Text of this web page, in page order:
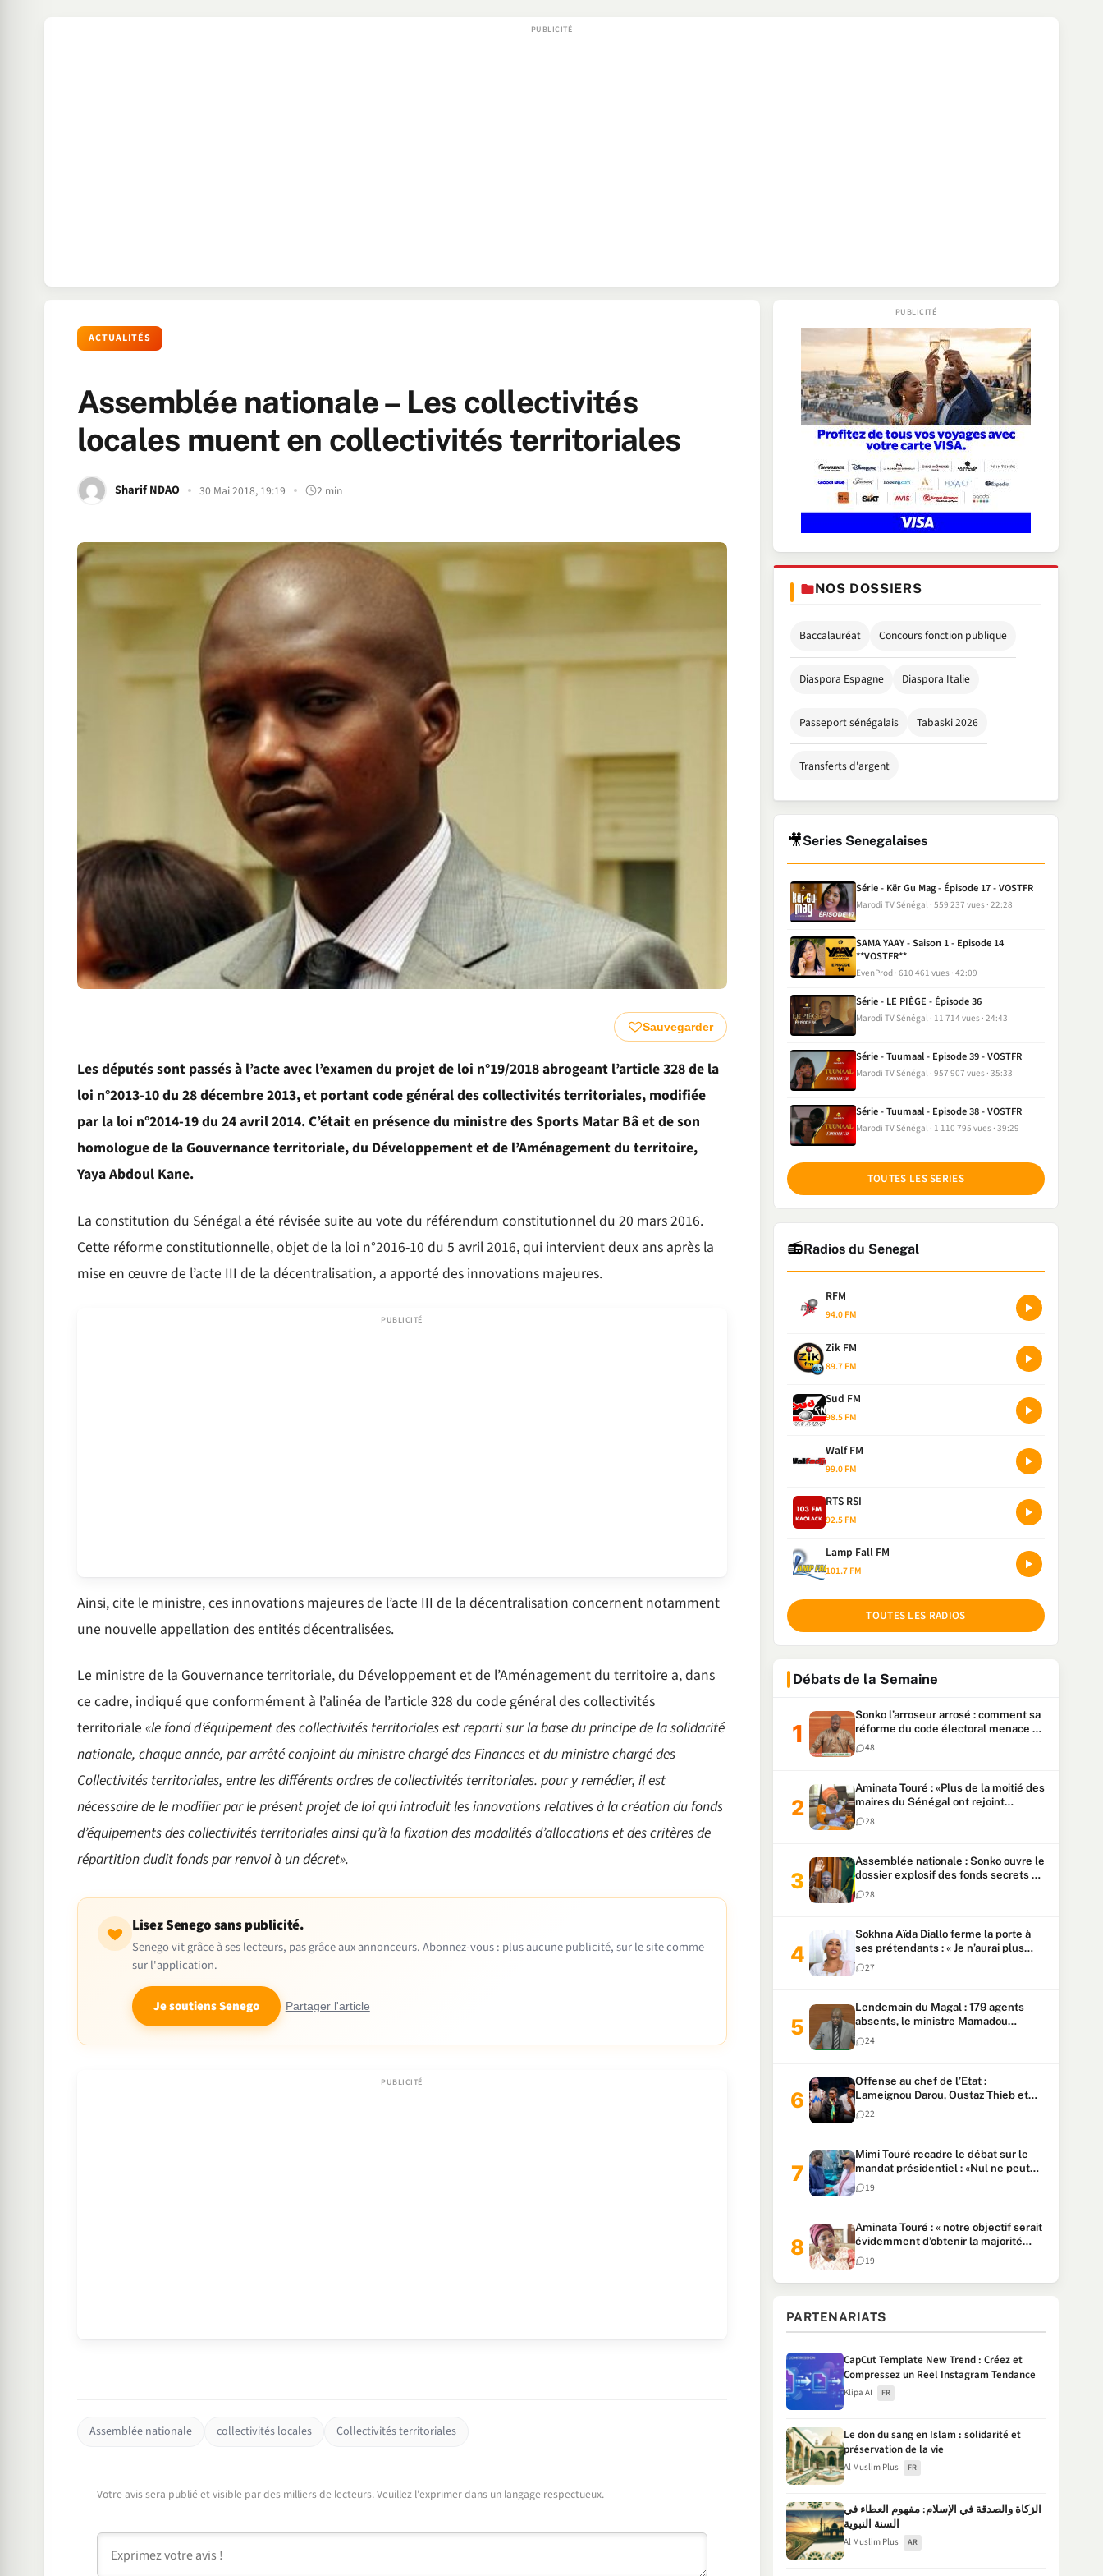
ACTUALITÉS
Assemblée nationale – Les collectivités
locales muent en collectivités territoriales
Sharif NDAO 30 Mai 2018, 19:19 2 min
Sauvegarder
Les députés sont passés à l’acte avec l’examen du projet de loi n°19/2018 abrogeant l’article 328 de la
loi n°2013-10 du 28 décembre 2013, et portant code général des collectivités territoriales, modifiée
par la loi n°2014-19 du 24 avril 2014. C’était en présence du ministre des Sports Matar Bâ et de son
homologue de la Gouvernance territoriale, du Développement et de l’Aménagement du territoire,
Yaya Abdoul Kane.
La constitution du Sénégal a été révisée suite au vote du référendum constitutionnel du 20 mars 2016.
Cette réforme constitutionnelle, objet de la loi n°2016-10 du 5 avril 2016, qui intervient deux ans après la
mise en œuvre de l’acte III de la décentralisation, a apporté des innovations majeures.
Ainsi, cite le ministre, ces innovations majeures de l’acte III de la décentralisation concernent notamment
une nouvelle appellation des entités décentralisées.
Le ministre de la Gouvernance territoriale, du Développement et de l’Aménagement du territoire a, dans
ce cadre, indiqué que conformément à l’alinéa de l’article 328 du code général des collectivités
territoriale «le fond d’équipement des collectivités territoriales est reparti sur la base du principe de la solidarité
nationale, chaque année, par arrêté conjoint du ministre chargé des Finances et du ministre chargé des
Collectivités territoriales, entre les différents ordres de collectivités territoriales. pour y remédier, il est
nécessaire de le modifier par le présent projet de loi qui introduit les innovations relatives à la création du fonds
d’équipements des collectivités territoriales ainsi qu’à la fixation des modalités d’allocations et des critères de
répartition dudit fonds par renvoi à un décret».
Lisez Senego sans publicité.
Senego vit grâce à ses lecteurs, pas grâce aux annonceurs. Abonnez-vous : plus aucune publicité, sur le site comme
sur l'application.
Je soutiens Senego Partager l'article
Assemblée nationale collectivités locales Collectivités territoriales
Votre avis sera publié et visible par des milliers de lecteurs. Veuillez l'exprimer dans un langage respectueux.
NOS DOSSIERS
Baccalauréat Concours fonction publique
Diaspora Espagne Diaspora Italie
Passeport sénégalais Tabaski 2026
Transferts d'argent
🎥Series Senegalaises
Série - Kër Gu Mag - Épisode 17 - VOSTFR
Marodi TV Sénégal 559 237 vues 22:28
SAMA YAAY - Saison 1 - Episode 14
**VOSTFR**
EvenProd 610 461 vues 42:09
Série - LE PIÈGE - Épisode 36
Marodi TV Sénégal 11 714 vues 24:43
Série - Tuumaal - Episode 39 - VOSTFR
Marodi TV Sénégal 957 907 vues 35:33
Série - Tuumaal - Episode 38 - VOSTFR
Marodi TV Sénégal 1 110 795 vues 39:29
TOUTES LES SERIES
📻Radios du Senegal
RFM
94.0 FM
Zik FM
89.7 FM
Sud FM
98.5 FM
Walf FM
99.0 FM
RTS RSI
92.5 FM
Lamp Fall FM
101.7 FM
TOUTES LES RADIOS
Débats de la Semaine
Sonko l’arroseur arrosé : comment sa
réforme du code électoral menace sa
candidature
48
Aminata Touré : «Plus de la moitié des
maires du Sénégal ont rejoint
Kiiraay»
28
Assemblée nationale : Sonko ouvre le
dossier explosif des fonds secrets et
du patrimoine présidentiel
28
Sokhna Aïda Diallo ferme la porte à
ses prétendants : « Je n’aurai plus
jamais un autre mari »
27
Lendemain du Magal : 179 agents
absents, le ministre Mamadou
Lamine Dianté exige des explications
24
Offense au chef de l’Etat :
Lameignou Darou, Oustaz Thieb et
Ndiaye Touba lourdement
condamnés
22
Mimi Touré recadre le débat sur le
mandat présidentiel : «Nul ne peut
faire plus de deux mandats
consécutifs de 5 ans»
19
Aminata Touré : « notre objectif serait
évidemment d’obtenir la majorité
parlementaire »
19
PARTENARIATS
CapCut Template New Trend : Créez et
Compressez un Reel Instagram Tendance
Klipa AI FR
Le don du sang en Islam : solidarité et
préservation de la vie
Al Muslim Plus FR
الزكاة والصدقة في الإسلام: مفهوم العطاء في
السنة النبوية
Al Muslim Plus AR